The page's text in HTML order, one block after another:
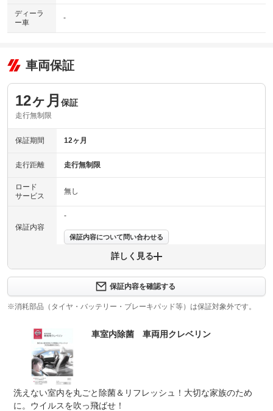
ディーラ
ー車
-
車両保証
12ヶ月 保証
走行無制限
保証期間 12ヶ月
走行距離 走行無制限
ロード
サービス
無し
保証内容
-
保証内容について問い合わせる
上限金額
免責金
保証修理
受付先
-
法定整備
整備付 法定12ヶ月または法定24ヶ月点検整備付
※車検なし・車検整備付の場合は法定24ヶ月点検整備付
※商用車は6ヶ月または12ヶ月点検整備付
詳しく見る
保証内容を確認する
※消耗部品（タイヤ・バッテリー・ブレーキパッド等）は保証対象外です。
車室内除菌 車両用クレベリン
洗えない室内を丸ごと除菌＆リフレッシュ！大切な家族のため
に。ウイルスを吹っ飛ばせ！